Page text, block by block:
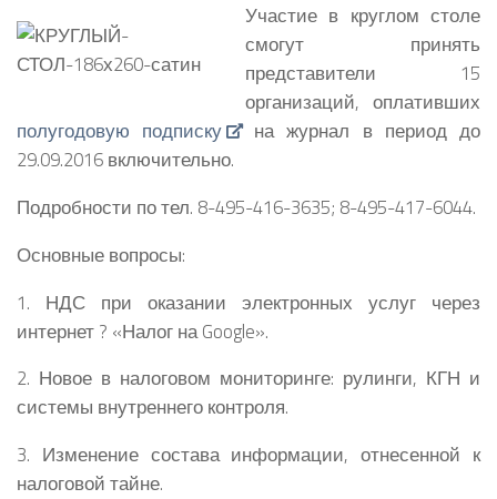
Участие в круглом столе
смогут принять
представители 15
организаций, оплативших
полугодовую подписку
на журнал в период до
29.09.2016 включительно.
Подробности по тел. 8-495-416-3635; 8-495-417-6044.
Основные вопросы:
1. НДС при оказании электронных услуг через
интернет ? «Налог на Google».
2. Новое в налоговом мониторинге: рулинги, КГН и
системы внутреннего контроля.
3. Изменение состава информации, отнесенной к
налоговой тайне.